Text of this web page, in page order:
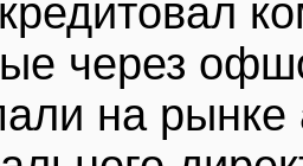
через
на рынке